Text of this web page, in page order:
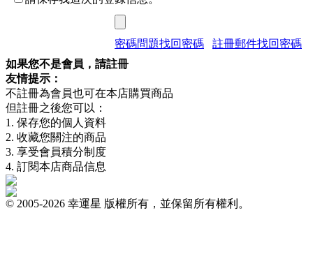
密碼問題找回密碼
註冊郵件找回密碼
如果您不是會員，請註冊
友情提示：
不註冊為會員也可在本店購買商品
但註冊之後您可以：
1. 保存您的個人資料
2. 收藏您關注的商品
3. 享受會員積分制度
4. 訂閱本店商品信息
© 2005-2026 幸運星 版權所有，並保留所有權利。